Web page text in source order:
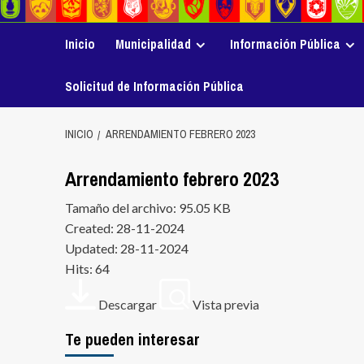
Inicio Municipalidad Información Pública
Solicitud de Información Pública
INICIO ARRENDAMIENTO FEBRERO 2023
Arrendamiento febrero 2023
Tamaño del archivo: 95.05 KB
Created: 28-11-2024
Updated: 28-11-2024
Hits: 64
Descargar Vista previa
Te pueden interesar